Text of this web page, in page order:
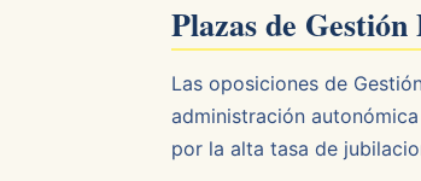
Plazas de
Las oposiciones de
administración
por la alta tasa de